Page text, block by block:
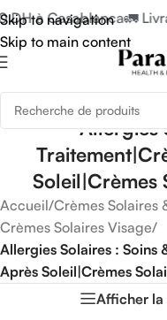
Skip to navigation
Skip to main content
DH à Casablanca🚛
Allergies
Soleil|Crèmes
Accueil/Crèmes Solaires
Crèmes Solaires Visage/
Allergies Solaires : Soins
Après Soleil|Crèmes
Afficher